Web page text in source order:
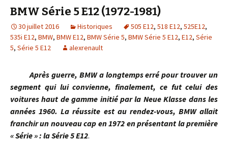
BMW Série 5 E12 (1972-1981)
30 juillet 2016 Historiques 505 E12, 518 E12, 525E12,
535i E12, BMW, BMW E12, BMW Série 5, BMW Série 5 E12, E12, Série
5, Série 5 E12 alexrenault
Après guerre, BMW a longtemps erré pour trouver un
segment qui lui convienne, finalement, ce fut celui des
voitures haut de gamme initié par la Neue Klasse dans les
années 1960. La réussite est au rendez-vous, BMW allait
franchir un nouveau cap en 1972 en présentant la première
« Série » : la Série 5 E12.